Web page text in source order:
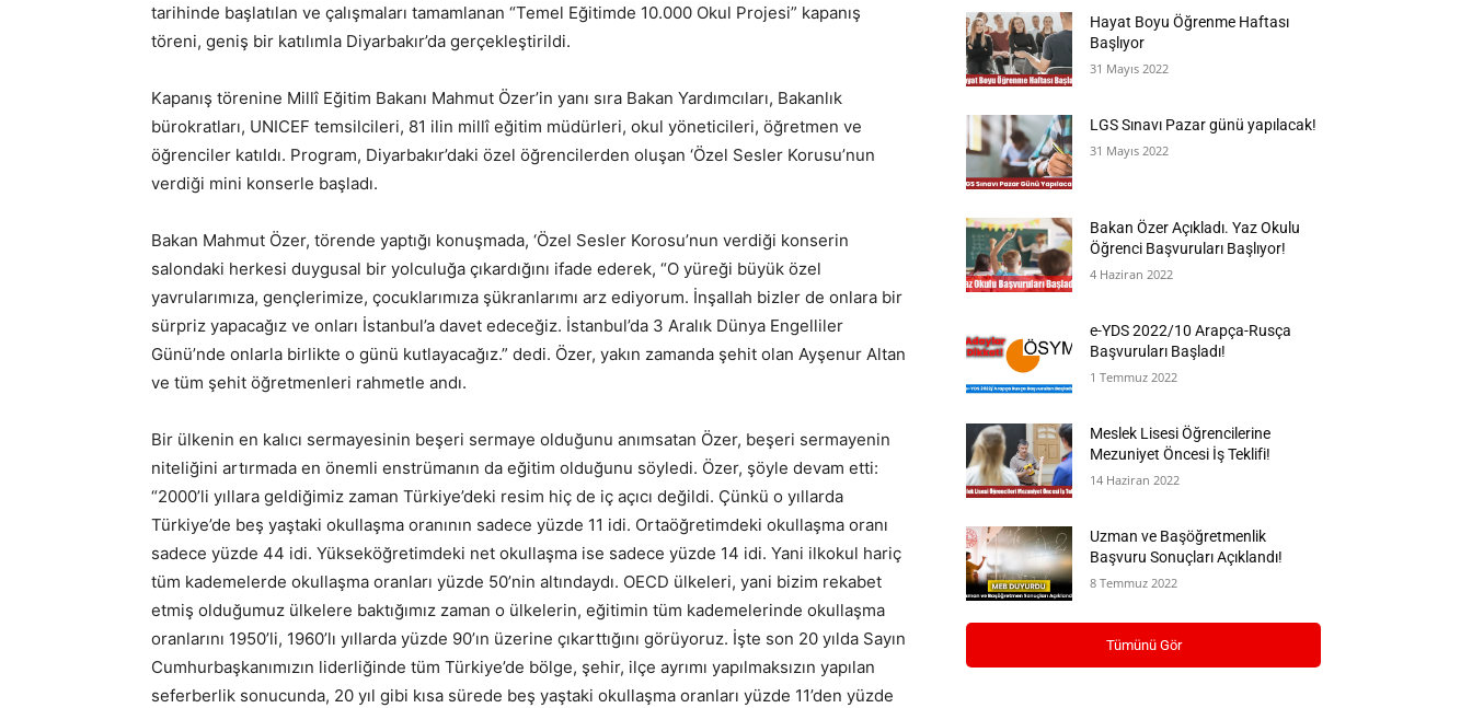
tarihinde başlatılan ve çalışmaları tamamlanan “Temel Eğitimde 10.000 Okul Projesi” kapanış
töreni, geniş bir katılımla Diyarbakır’da gerçekleştirildi.
Kapanış törenine Millî Eğitim Bakanı Mahmut Özer’in yanı sıra Bakan Yardımcıları, Bakanlık
bürokratları, UNICEF temsilcileri, 81 ilin millî eğitim müdürleri, okul yöneticileri, öğretmen ve
öğrenciler katıldı. Program, Diyarbakır’daki özel öğrencilerden oluşan ‘Özel Sesler Korusu’nun
verdiği mini konserle başladı.
Bakan Mahmut Özer, törende yaptığı konuşmada, ‘Özel Sesler Korosu’nun verdiği konserin
salondaki herkesi duygusal bir yolculuğa çıkardığını ifade ederek, “O yüreği büyük özel
yavrularımıza, gençlerimize, çocuklarımıza şükranlarımı arz ediyorum. İnşallah bizler de onlara bir
sürpriz yapacağız ve onları İstanbul’a davet edeceğiz. İstanbul’da 3 Aralık Dünya Engelliler
Günü’nde onlarla birlikte o günü kutlayacağız.” dedi. Özer, yakın zamanda şehit olan Ayşenur Altan
ve tüm şehit öğretmenleri rahmetle andı.
Bir ülkenin en kalıcı sermayesinin beşeri sermaye olduğunu anımsatan Özer, beşeri sermayenin
niteliğini artırmada en önemli enstrümanın da eğitim olduğunu söyledi. Özer, şöyle devam etti:
“2000’li yıllara geldiğimiz zaman Türkiye’deki resim hiç de iç açıcı değildi. Çünkü o yıllarda
Türkiye’de beş yaştaki okullaşma oranının sadece yüzde 11 idi. Ortaöğretimdeki okullaşma oranı
sadece yüzde 44 idi. Yükseköğretimdeki net okullaşma ise sadece yüzde 14 idi. Yani ilkokul hariç
tüm kademelerde okullaşma oranları yüzde 50’nin altındaydı. OECD ülkeleri, yani bizim rekabet
etmiş olduğumuz ülkelere baktığımız zaman o ülkelerin, eğitimin tüm kademelerinde okullaşma
oranlarını 1950’li, 1960’lı yıllarda yüzde 90’ın üzerine çıkarttığını görüyoruz. İşte son 20 yılda Sayın
Cumhurbaşkanımızın liderliğinde tüm Türkiye’de bölge, şehir, ilçe ayrımı yapılmaksızın yapılan
seferberlik sonucunda, 20 yıl gibi kısa sürede beş yaştaki okullaşma oranları yüzde 11’den yüzde
Hayat Boyu Öğrenme Haftası
Başlıyor
31 Mayıs 2022
LGS Sınavı Pazar günü yapılacak!
31 Mayıs 2022
Bakan Özer Açıkladı. Yaz Okulu
Öğrenci Başvuruları Başlıyor!
4 Haziran 2022
e-YDS 2022/10 Arapça-Rusça
Başvuruları Başladı!
1 Temmuz 2022
Meslek Lisesi Öğrencilerine
Mezuniyet Öncesi İş Teklifi!
14 Haziran 2022
Uzman ve Başöğretmenlik
Başvuru Sonuçları Açıklandı!
8 Temmuz 2022
Tümünü Gör